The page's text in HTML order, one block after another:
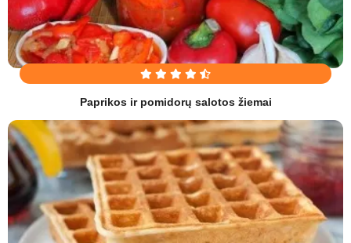
Paprikos ir pomidorų salotos žiemai